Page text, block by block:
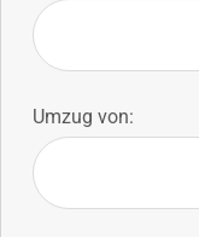
Umzug von: